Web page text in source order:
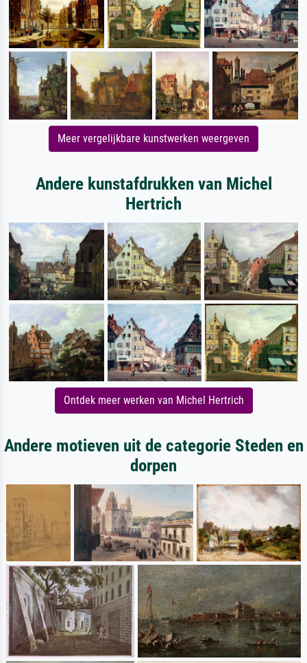
Meer vergelijkbare kunstwerken weergeven
Andere kunstafdrukken van Michel
Hertrich
Ontdek meer werken van Michel Hertrich
Andere motieven uit de categorie Steden en
dorpen